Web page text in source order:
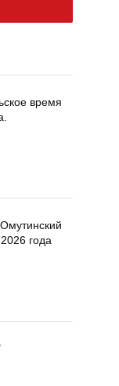
время
года